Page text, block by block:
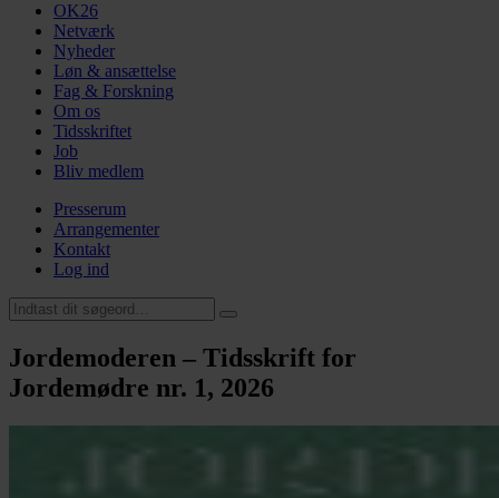
OK26
Netværk
Nyheder
Løn & ansættelse
Fag & Forskning
Om os
Tidsskriftet
Job
Bliv medlem
Presserum
Arrangementer
Kontakt
Log ind
Jordemoderen – Tidsskrift for
Jordemødre nr. 1, 2026